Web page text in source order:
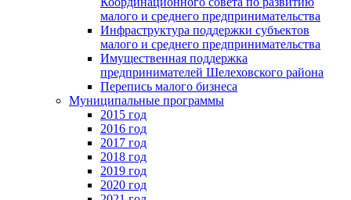
малого и среднего предпринимательства
Инфраструктура поддержки субъектов
малого и среднего предпринимательства
Имущественная поддержка
предпринимателей Шелеховского района
Перепись малого бизнеса
Муниципальные программы
2015 год
2016 год
2017 год
2018 год
2019 год
2020 год